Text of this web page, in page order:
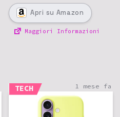
Apri su Amazon
Maggiori Informazioni
TECH 1 mese fa